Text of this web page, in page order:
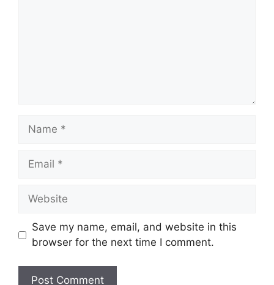
Save my name, email, and website in this
browser for the next time I comment.